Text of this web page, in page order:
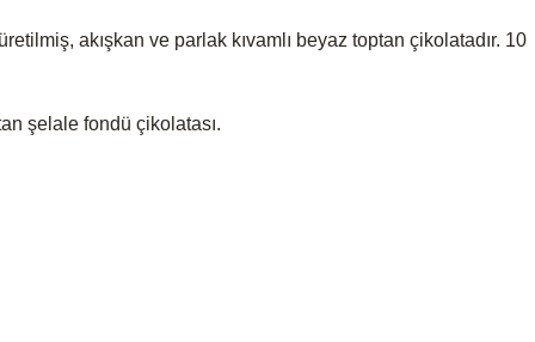
akışkan ve parlak kıvamlı beyaz toptan çikolatadır. 10
şelale fondü çikolatası.